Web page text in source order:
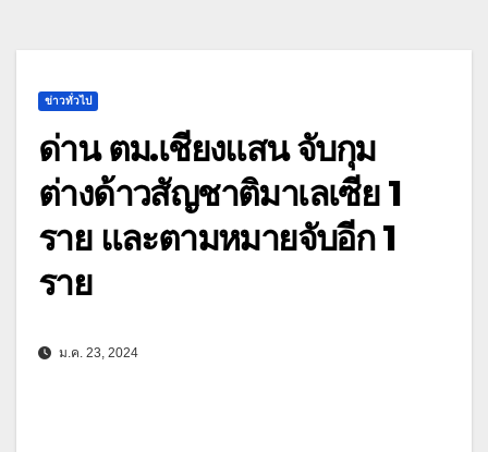
ข่าวทั่วไป
ด่าน ตม.เชียงแสน จับกุม
ต่างด้าวสัญชาติมาเลเซีย 1
ราย และตามหมายจับอีก 1
ราย
ม.ค. 23, 2024